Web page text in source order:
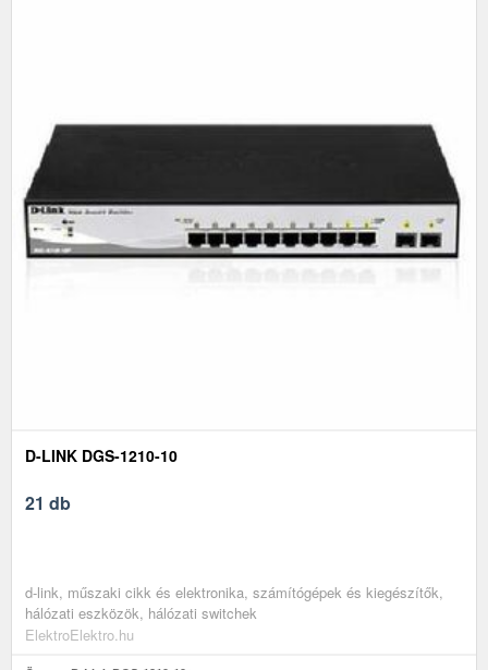
D-LINK DGS-1210-10
21 db
d-link, műszaki cikk és elektronika, számítógépek és kiegészítők,
hálózati eszközök, hálózati switchek
ElektroElektro.hu